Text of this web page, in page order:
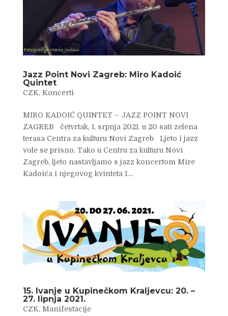
Jazz Point Novi Zagreb: Miro Kadoić
Quintet
CZK, Koncerti
MIRO KADOIĆ QUINTET – JAZZ POINT NOVI
ZAGREB četvrtak, 1. srpnja 2021. u 20 sati zelena
terasa Centra za kulturu Novi Zagreb Ljeto i jazz
vole se prisno. Tako u Centru za kulturu Novi
Zagreb, ljeto nastavljamo s jazz koncertom Mire
Kadoića i njegovog kvinteta 1....
15. Ivanje u Kupinečkom Kraljevcu: 20. –
27. lipnja 2021.
CZK, Manifestacije